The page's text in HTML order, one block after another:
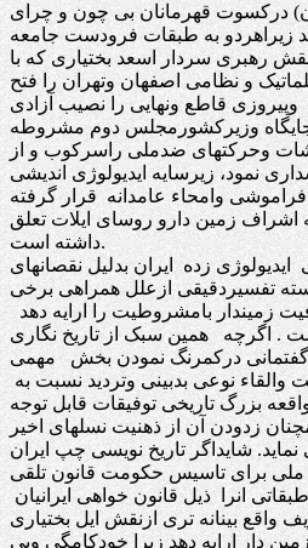
درکسوت قهرمانان بی چون و چرای
زیراهردو به طبقات فرودست جامعه
رهبری سردار اسعد بختیاری که با
و نظامی اصفهان وتهران را فتح
قاطع ونهایی را نصیب آزادی
وزیرکشورمجلس دوم مشروطه
وحرکتهای ضدملی راسرکوب و از
نمود، زیرسایه ایدیولوژی اندیشی
فراموشی وامحاء عامدانه قرار گرفته
اشراف زمین دارو روسای ایلات تعلق
داشته است.
ایدیولوژی زده ایران بدلیل نقصانهای
تفسیردقیقی ازعلل همراهی برخی
زمیندار بامشروطیت را ارایه دهد
. اگرچه همین سبک از تاریخ نگاری
درکمرنگ نمودن بخش مهمی
والقاء نوعی بدبینی وتردید نسبت به
بزرگ تاریخی توفیقات قابل توجه
زدودن آن از ذهنیت نسلهای اخیر
شایداگر تاریخ نویسی چپ ایران
برای تاسیس حکومت قانون تلقی
انرا ذیل قانون خواهی ایرانیان
واقع بینانه تری ازنقش ایل بختیاری
دار ارایه دهد زیرا خودکامگی وبی